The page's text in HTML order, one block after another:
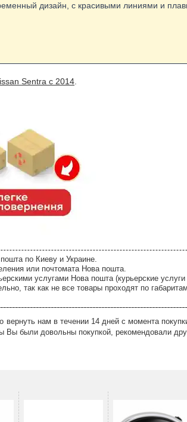
дизайн, с красивыми линиями и
Sentra с 2014
по Киеву и Украине.
или почтомата Нова пошта.
услугами Нова пошта (курьерские
так как не все товары проходят по
вернуть нам в течении 14 дней с момента
были довольны покупкой, рекомендовали